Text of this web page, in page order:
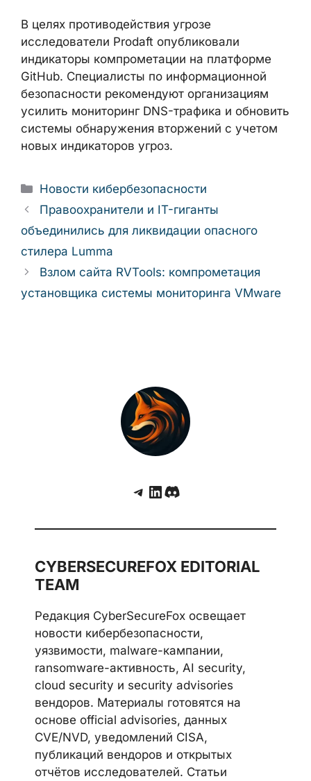
В целях противодействия угрозе
исследователи Prodaft опубликовали
индикаторы компрометации на платформе
GitHub. Специалисты по информационной
безопасности рекомендуют организациям
усилить мониторинг DNS-трафика и обновить
системы обнаружения вторжений с учетом
новых индикаторов угроз.
Рубрики
Новости кибербезопасности
Правоохранители и IT-гиганты
объединились для ликвидации опасного
стилера Lumma
Взлом сайта RVTools: компрометация
установщика системы мониторинга VMware
Telegram
LinkedIn
Discord
CYBERSECUREFOX EDITORIAL
TEAM
Редакция CyberSecureFox освещает
новости кибербезопасности,
уязвимости, malware-кампании,
ransomware-активность, AI security,
cloud security и security advisories
вендоров. Материалы готовятся на
основе official advisories, данных
CVE/NVD, уведомлений CISA,
публикаций вендоров и открытых
отчётов исследователей. Статьи